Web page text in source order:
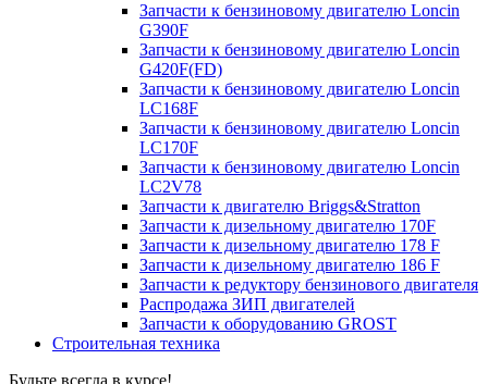
Запчасти к бензиновому двигателю Loncin
G390F
Запчасти к бензиновому двигателю Loncin
G420F(FD)
Запчасти к бензиновому двигателю Loncin
LC168F
Запчасти к бензиновому двигателю Loncin
LC170F
Запчасти к бензиновому двигателю Loncin
LC2V78
Запчасти к двигателю Briggs&Stratton
Запчасти к дизельному двигателю 170F
Запчасти к дизельному двигателю 178 F
Запчасти к дизельному двигателю 186 F
Запчасти к редуктору бензинового двигателя
Распродажа ЗИП двигателей
Запчасти к оборудованию GROST
Строительная техника
Будьте всегда в курсе!